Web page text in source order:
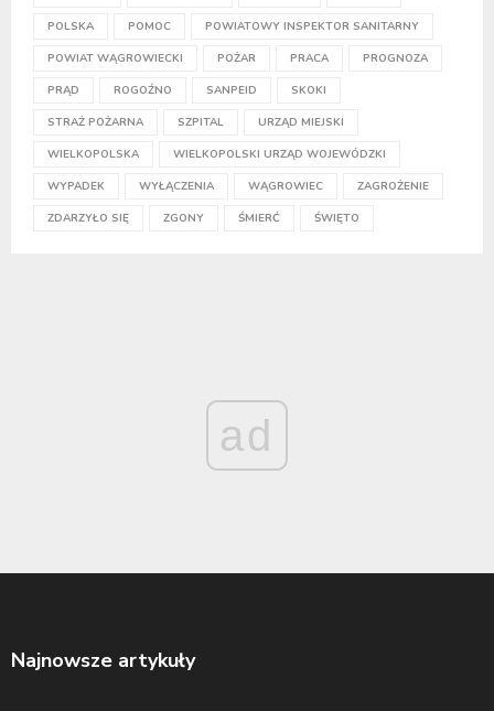
POLSKA POMOC POWIATOWY INSPEKTOR SANITARNY
POWIAT WĄGROWIECKI POŻAR PRACA PROGNOZA
PRĄD ROGOŹNO SANPEID SKOKI
STRAŻ POŻARNA SZPITAL URZĄD MIEJSKI
WIELKOPOLSKA WIELKOPOLSKI URZĄD WOJEWÓDZKI
WYPADEK WYŁĄCZENIA WĄGROWIEC ZAGROŻENIE
ZDARZYŁO SIĘ ZGONY ŚMIERĆ ŚWIĘTO
ad
Najnowsze artykuły